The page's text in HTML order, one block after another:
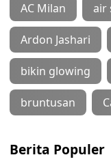
AC Milan air
Ardon Jashari
bikin glowing
bruntusan
Berita Populer